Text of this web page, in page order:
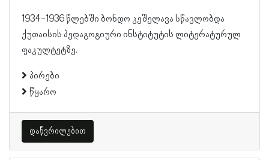
1934-1936 წლებში ბონდო კეშელავა სწავლობდა
ქუთაისის პედაგოგიური ინსტიტუტის ლიტერატურულ
ფაკულტეტზე.
პირები
წყარო
დაწვრილებით